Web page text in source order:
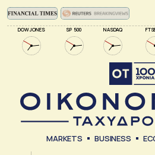
DOW JONES SP 500 NASDAQ
MARKETS BUSINESS